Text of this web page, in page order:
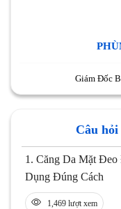
Giám Đốc
Câu
1. Căng Da Mặt
Dụng Đúng Cách
1,469 lượt xem